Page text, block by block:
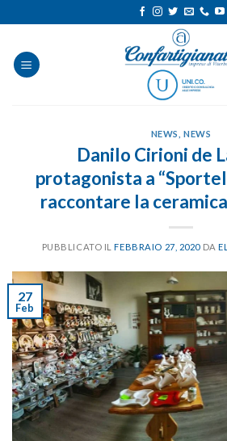
ai
contenuti
NEWS ,NEWS
Danilo Cirioni de
protagonista a
raccontare la
PUBBLICATO ILFEBBRAIO 27, 2020 DA
27
Feb